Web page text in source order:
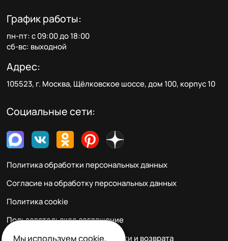
График работы:
пн-пт: с 09:00 до 18:00
сб-вс: выходной
Адрес:
105523, г. Москва, Щёлковское шоссе, дом 100, корпус 10
Социальные сети:
Политика обработки персональных данных
Согласие на обработку персональных данных
Политика cookie
Пользовательское соглашение
Правила заказа, оплаты, доставки и возврата
Мыиспользуем cookie,